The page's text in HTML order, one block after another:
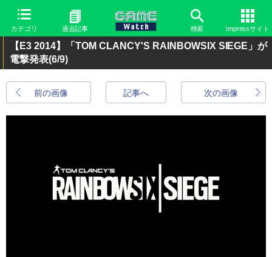
カテゴリ 過去記事 検索 Impressサイト
【E3 2014】「TOM CLANCY'S RAINBOWSIX SIEGE」が
電撃発表(6/9)
前の画像 次の画像
記事へ